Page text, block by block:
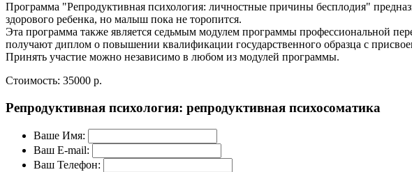
Программа "Репродуктивная психология: личностные причины бесплодия"
здорового ребенка, но малыш пока не торопится.
Эта программа также является седьмым модулем программы профессиональной
получают диплом о повышении квалификации государственного образца с
Принять участие можно независимо в любом из модулей программы.
Стоимость: 35000 р.
Репродуктивная психология: репродуктивная психосоматика
Ваше Имя:
Ваш E-mail:
Ваш Телефон: